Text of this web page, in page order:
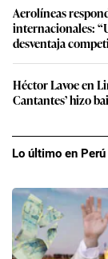
Aerolíneas
internacionales:
desventaja
Héctor Lavoe en
Cantantes’ hizo
Lo último en Perú